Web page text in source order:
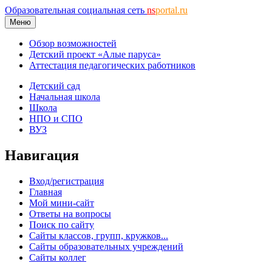
Образовательная социальная сеть nsportal.ru
Меню
Обзор возможностей
Детский проект «Алые паруса»
Аттестация педагогических работников
Детский сад
Начальная школа
Школа
НПО и СПО
ВУЗ
Навигация
Вход/регистрация
Главная
Мой мини-сайт
Ответы на вопросы
Поиск по сайту
Сайты классов, групп, кружков...
Сайты образовательных учреждений
Сайты коллег